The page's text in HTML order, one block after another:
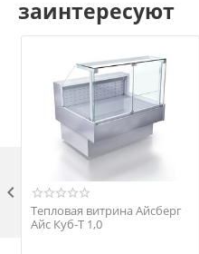
заинтересуют
Тепловая витрина Айсберг
Айс Куб-Т 1,0
